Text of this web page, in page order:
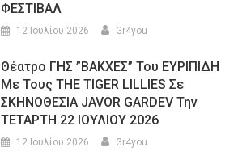
ΦΕΣΤΙΒΑΛ
12 Ιουλίου 2026 Gr4you
Θέατρο ΓΗΣ ”ΒΑΚΧΕΣ” Του ΕΥΡΙΠΙΔΗ
Με Τους THE TIGER LILLIES Σε
ΣΚΗΝΟΘΕΣΙΑ JAVOR GARDEV Την
ΤΕΤΑΡΤΗ 22 ΙΟΥΛΙΟΥ 2026
12 Ιουλίου 2026 Gr4you